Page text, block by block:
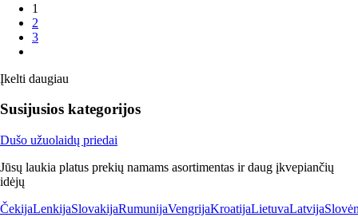
1
2
3
Įkelti daugiau
Susijusios kategorijos
Dušo užuolaidų priedai
Jūsų laukia platus prekių namams asortimentas ir daug įkvepiančių
idėjų
ČekijaLenkijaSlovakijaRumunijaVengrijaKroatijaLietuvaLatvija